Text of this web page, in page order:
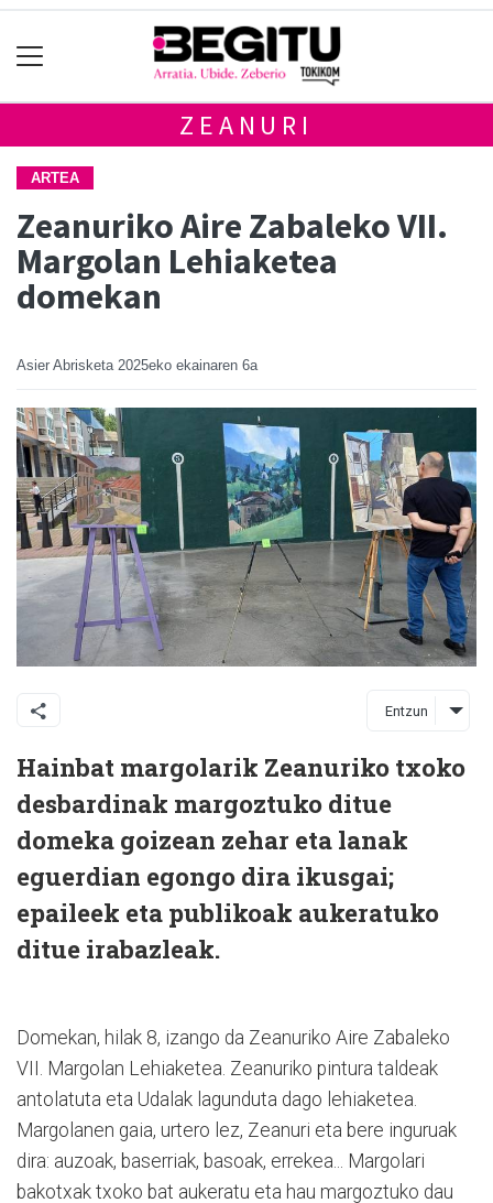
ZEANURI
ARTEA
Zeanuriko Aire Zabaleko VII.
Margolan Lehiaketea
domekan
Asier Abrisketa 2025eko ekainaren 6a
Entzun
Hainbat margolarik Zeanuriko txoko
desbardinak margoztuko ditue
domeka goizean zehar eta lanak
eguerdian egongo dira ikusgai;
epaileek eta publikoak aukeratuko
ditue irabazleak.
Domekan, hilak 8, izango da Zeanuriko Aire Zabaleko
VII. Margolan Lehiaketea. Zeanuriko pintura taldeak
antolatuta eta Udalak lagunduta dago lehiaketea.
Margolanen gaia, urtero lez, Zeanuri eta bere inguruak
dira: auzoak, baserriak, basoak, errekea... Margolari
bakotxak txoko bat aukeratu eta hau margoztuko dau